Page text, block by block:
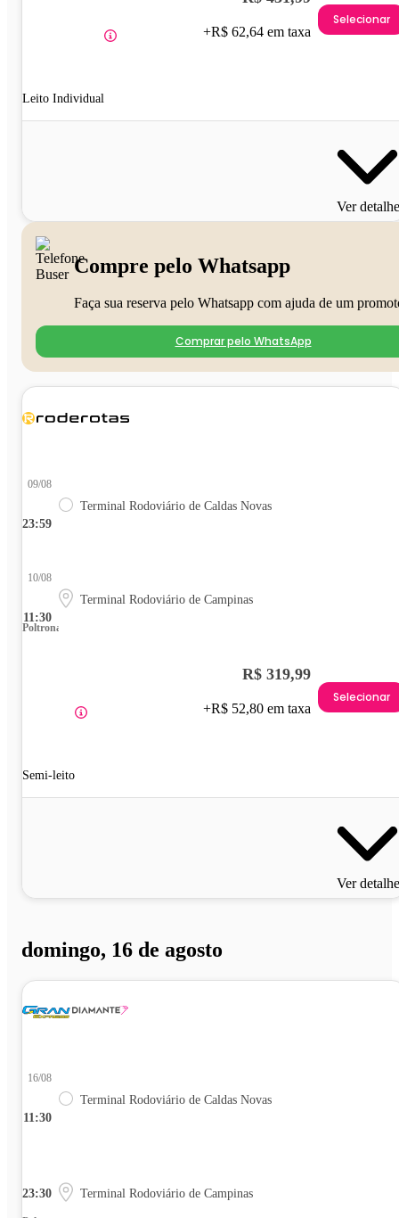
Leito Individual
+R$ 62,64 em taxa
Selecionar
Ver
Compre pelo Whatsapp
Faça sua reserva pelo Whatsapp com ajuda de um
Comprar pelo WhatsApp
23:59
09/08
Terminal Rodoviário de Caldas Novas
11:30
10/08
Terminal Rodoviário de Campinas
Poltrona
Semi-leito
R$ 319,99
+R$ 52,80 em taxa
Selecionar
Ver
domingo, 16 de agosto
11:30
16/08
Terminal Rodoviário de Caldas Novas
23:30 Terminal Rodoviário de Campinas